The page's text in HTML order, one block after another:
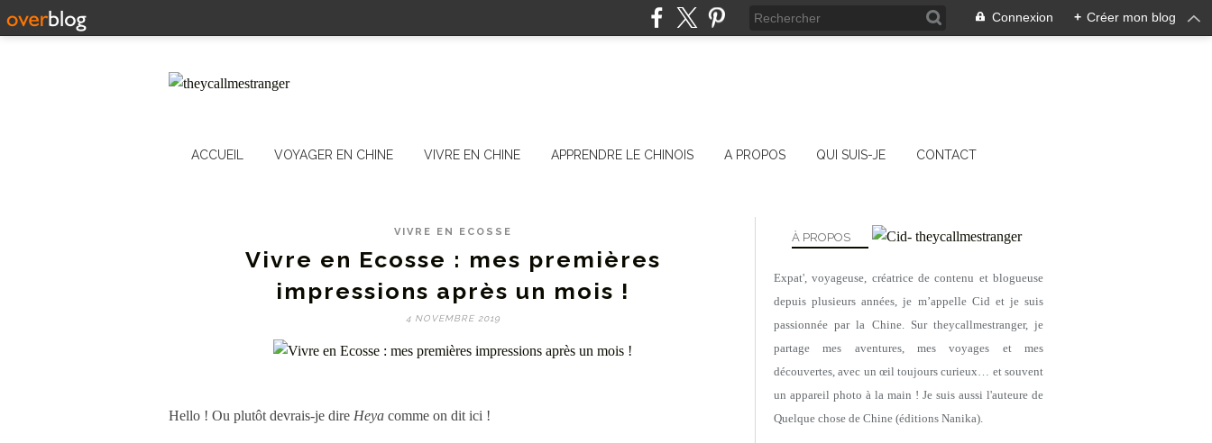
Connexion + Créer mon blog
ACCUEIL VOYAGER EN CHINE VIVRE EN CHINE APPRENDRE LE CHINOIS A PROPOS QUI SUIS-JE CONTACT
VIVRE EN ECOSSE
Vivre en Ecosse : mes premières
impressions après un mois !
4 NOVEMBRE 2019
Hello ! Ou plutôt devrais-je dire Heya comme on dit ici !
À PROPOS
Expat', voyageuse, créatrice de contenu et blogueuse
depuis plusieurs années, je m’appelle Cid et je suis
passionnée par la Chine. Sur theycallmestranger, je
partage mes aventures, mes voyages et mes
découvertes, avec un œil toujours curieux… et souvent
un appareil photo à la main ! Je suis aussi l'auteure de
Quelque chose de Chine (éditions Nanika).